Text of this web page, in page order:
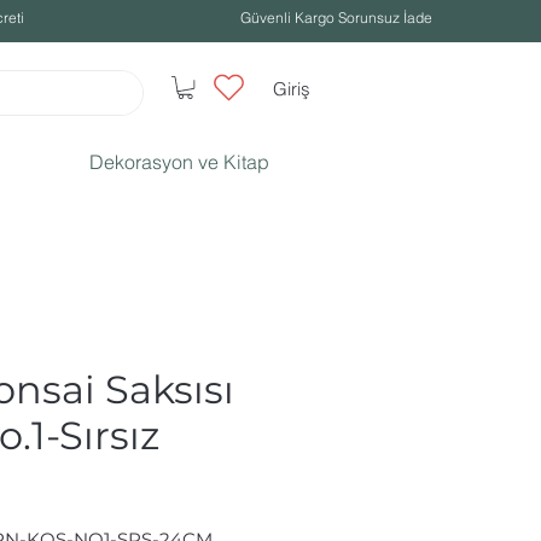
Güvenli Kargo Sorunsuz İade
Giriş
Dekorasyon ve Kitap
Saksısı
Sırsız